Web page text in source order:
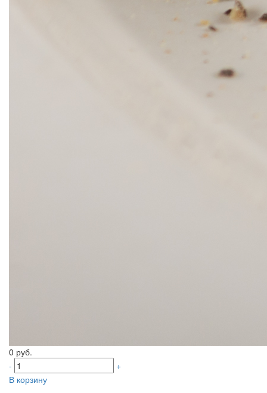
0 руб.
-
+
В корзину